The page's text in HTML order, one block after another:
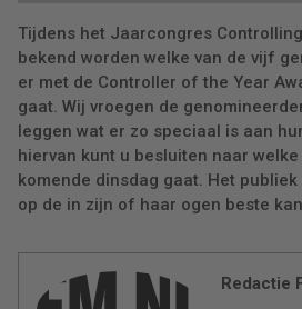
Tijdens het Jaarcongres
bekend worden welke van de vijf
er met de Controller of the Year
gaat. Wij vroegen de
leggen wat er zo speciaal is aan
hiervan kunt u besluiten naar
komende dinsdag gaat. Het
op de in zijn of haar ogen beste
Redactie